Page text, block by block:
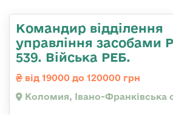
Командир відділення
управління засобами
539. Війська РЕБ.
від 19000 до 120000 грн
Коломия, Івано-Франківська